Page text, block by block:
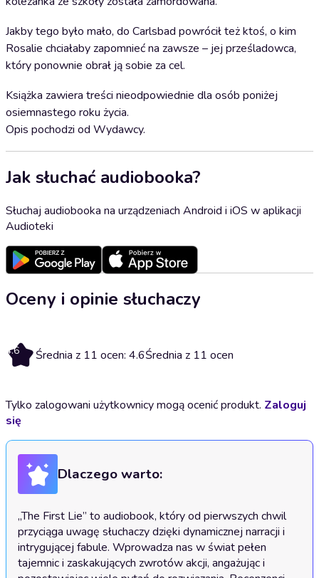
Jakby tego było mało, do Carlsbad powrócił też ktoś, o kim
Rosalie chciałaby zapomnieć na zawsze – jej prześladowca,
który ponownie obrał ją sobie za cel.
Książka zawiera treści nieodpowiednie dla osób poniżej
osiemnastego roku życia.
Opis pochodzi od Wydawcy.
Jak słuchać audiobooka?
Słuchaj audiobooka na urządzeniach Android i iOS w aplikacji
Audioteki
Oceny i opinie słuchaczy
4.6 Średnia z 11 ocen: 4.6Średnia z 11 ocen
Tylko zalogowani użytkownicy mogą ocenić produkt. Zaloguj
się
Dlaczego warto:
„The First Lie” to audiobook, który od pierwszych chwil
przyciąga uwagę słuchaczy dzięki dynamicznej narracji i
intrygującej fabule. Wprowadza nas w świat pełen
tajemnic i zaskakujących zwrotów akcji, angażując i